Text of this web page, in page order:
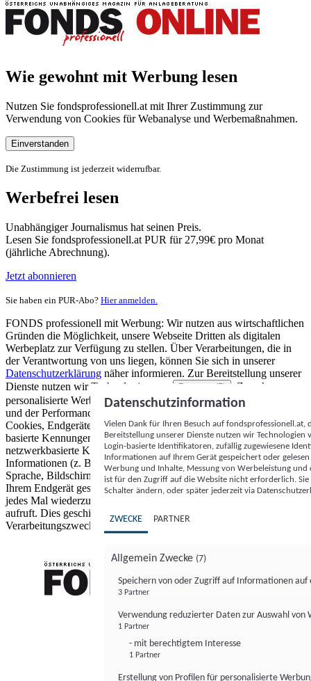
Wie gewohnt mit Werbung lesen
Nutzen Sie fondsprofessionell.at mit Ihrer Zustimmung zur
Verwendung von Cookies für Webanalyse und Werbemaßnahmen.
Einverstanden
Die Zustimmung ist jederzeit widerrufbar.
Werbefrei lesen
Unabhängiger Journalismus hat seinen Preis.
Lesen Sie fondsprofessionell.at PUR für 27,99€ pro Monat
(jährliche Abrechnung).
Jetzt abonnieren
Sie haben ein PUR-Abo? Hier anmelden.
FONDS professionell mit Werbung: Wir nutzen aus wirtschaftlichen
Gründen die Möglichkeit, unsere Webseite Dritten als digitalen
Werbeplatz zur Verfügung zu stellen. Über Verarbeitungen, die in
der Verantwortung von uns liegen, können Sie sich in unserer
Datenschutzerklärung näher informieren. Zur Bereitstellung unserer
Dienste nutzen wir Technologien von
Partnern (5)
. Zwecke:
personalisierte Werbung und Inhalte, Messung von Werbeleistung
und der Performance von Inhalten sowie Zielgruppenforschung.
Cookies, Endgeräte- oder ähnliche Online-Kennungen (z. B. login-
basierte Kennungen, zufällig generierte Kennungen,
netzwerkbasierte Kennungen) können zusammen mit anderen
Informationen (z. B. Browsertyp und Browserinformationen,
Sprache, Bildschirmgröße, unterstützte Technologien usw.) auf
Ihrem Endgerät gespeichert oder von dort ausgelesen werden, um es
jedes Mal wiederzuerkennen, wenn es eine App oder einer Webseite
aufruft. Dies geschieht für einen oder mehrere der hier aufgeführten
Verarbeitungszwecke.
Datenschutzinformation
Vielen Dank für Ihren Besuch auf
Bereitstellung unserer Dienste nutzen wir Technologien
Login-basierte Identifikatoren, zufällig zugewiesene
Informationen auf Ihrem Gerät gespeichert oder
Werbung und Inhalte, Messung von Werbeleistung
ist für den Zugriff auf die Website nicht erforderlich.
Schalter ändern, oder später jederzeit via
ZWECKE PARTNER
Allgemein Zwecke (7)
Speichern von oder Zugriff auf Informationen auf
3 Partner
Verwendung reduzierter Daten zur Auswahl von
1 Partner
- mit berechtigtem Interesse
1 Partner
Erstellung von Profilen für personalisierte
FONDS professionell